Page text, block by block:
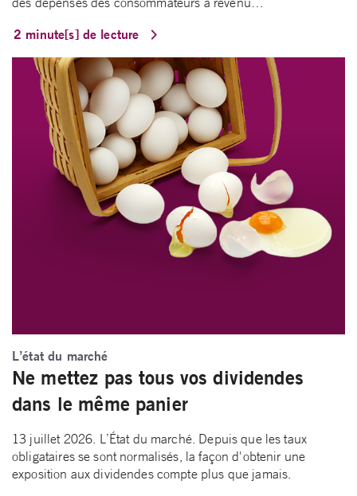
2 minute[s] de lecture
L’état du marché
Ne mettez pas tous vos dividendes
dans le même panier
13 juillet 2026. L’État du marché. Depuis que les taux
obligataires se sont normalisés, la façon d'obtenir une
exposition aux dividendes compte plus que jamais.